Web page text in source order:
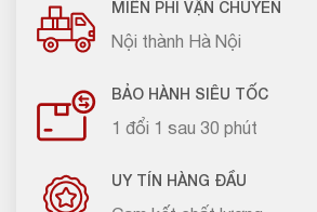
MIỄN PHÍ VẬN CHUYỂN
Nội thành Hà Nội
BẢO HÀNH SIÊU TỐC
1 đổi 1 sau 30 phút
UY TÍN HÀNG ĐẦU